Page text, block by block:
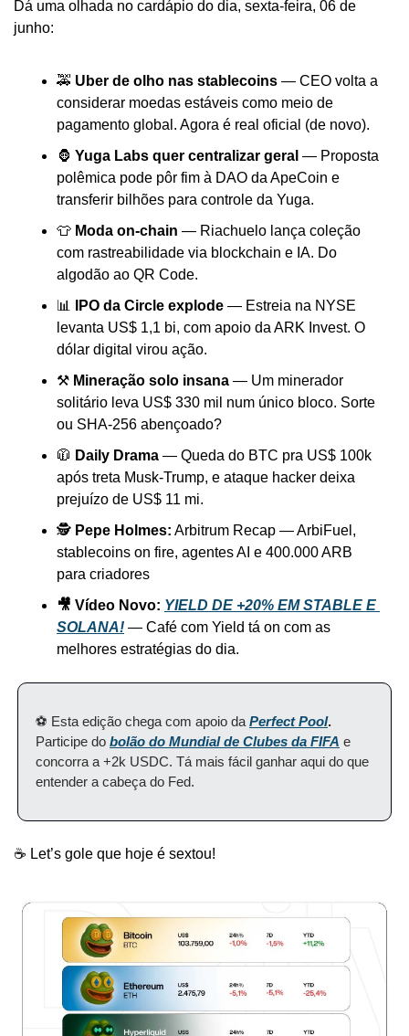
Dá uma olhada no cardápio do dia, sexta-feira, 06 de
junho:
🚕 Uber de olho nas stablecoins — CEO volta a
considerar moedas estáveis como meio de
pagamento global. Agora é real oficial (de novo).
🦍 Yuga Labs quer centralizar geral — Proposta
polêmica pode pôr fim à DAO da ApeCoin e
transferir bilhões para controle da Yuga.
👕 Moda on-chain — Riachuelo lança coleção
com rastreabilidade via blockchain e IA. Do
algodão ao QR Code.
📊
IPO da Circle explode — Estreia na NYSE
levanta US$ 1,1 bi, com apoio da ARK Invest. O
dólar digital virou ação.
⚒️ Mineração solo insana — Um minerador
solitário leva US$ 330 mil num único bloco. Sorte
ou SHA-256 abençoado?
🧥 Daily Drama — Queda do BTC pra US$ 100k
após treta Musk-Trump, e ataque hacker deixa
prejuízo de US$ 11 mi.
🕵️ Pepe Holmes: Arbitrum Recap — ArbiFuel,
stablecoins on fire, agentes AI e 400.000 ARB
para criadores
🎥 Vídeo Novo: YIELD DE +20% EM STABLE E
SOLANA! — Café com Yield tá on com as
melhores estratégias do dia.
⚽️ Esta edição chega com apoio da Perfect Pool.
Participe do bolão do Mundial de Clubes da FIFA e
concorra a +2k USDC. Tá mais fácil ganhar aqui do que
entender a cabeça do Fed.
☕ Let’s gole que hoje é sextou!